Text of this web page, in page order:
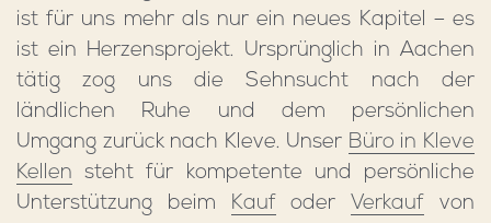
ist für uns mehr als nur ein neues Kapitel – es
ist ein Herzensprojekt. Ursprünglich in Aachen
tätig zog uns die Sehnsucht nach der
ländlichen Ruhe und dem persönlichen
Umgang zurück nach Kleve. Unser Büro in Kleve
Kellen steht für kompetente und persönliche
Unterstützung beim Kauf oder Verkauf von